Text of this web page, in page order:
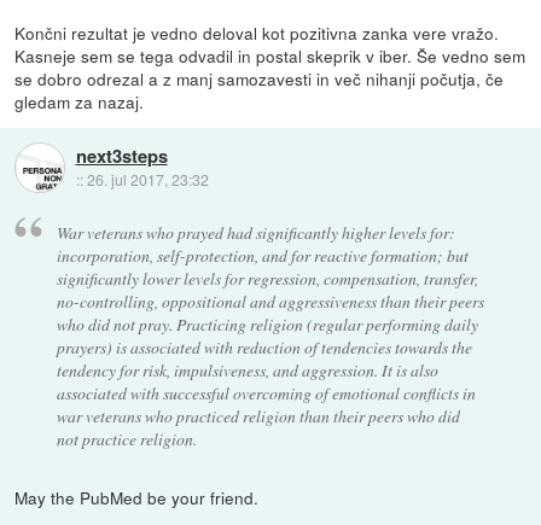
Končni rezultat je vedno deloval kot pozitivna zanka vere vražo.
Kasneje sem se tega odvadil in postal skeprik v iber. Še vedno sem
se dobro odrezal a z manj samozavesti in več nihanji počutja, če
gledam za nazaj.
next3steps
::26. jul 2017, 23:32
War veterans who prayed had significantly higher levels for:
incorporation, self-protection, and for reactive formation; but
significantly lower levels for regression, compensation, transfer,
no-controlling, oppositional and aggressiveness than their peers
who did not pray. Practicing religion (regular performing daily
prayers) is associated with reduction of tendencies towards the
tendency for risk, impulsiveness, and aggression. It is also
associated with successful overcoming of emotional conflicts in
war veterans who practiced religion than their peers who did
not practice religion.
May the PubMed be your friend.